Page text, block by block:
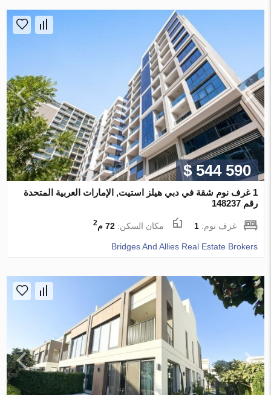
$ 544 590
1 غرف نوم شقة في دبي هيلز استيت, الإمارات العربية المتحدة
رقم 148237
غرف نوم:1 مكان السكن:72 م 2
Bridges And Allies Real Estate Brokers